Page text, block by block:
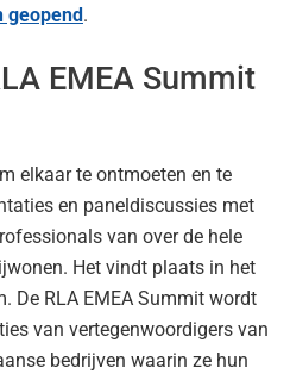
geopend.
EMEA Summit
elkaar te ontmoeten en te
en paneldiscussies met
van over de hele
Het vindt plaats in het
De RLA EMEA Summit wordt
van vertegenwoordigers van
bedrijven waarin ze hun